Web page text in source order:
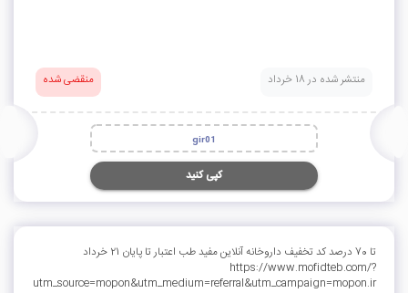
منتشر شده در 18 خرداد منقضی شده
gir01
کپی کنید
تا 70 درصد کد تخفیف داروخانه آنلاین مفید طب اعتبار تا پایان 21 خرداد
https://www.mofidteb.com/?
utm_source=mopon&utm_medium=referral&utm_campaign=mopon.ir